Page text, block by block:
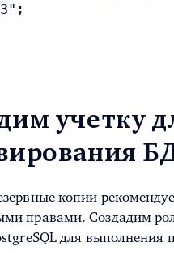
учетку
копии
правами.Создадим
для выполнения